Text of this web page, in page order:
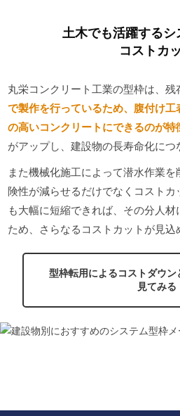
土木でも活躍する
コストカ
丸栄コンクリート工業の型枠は、
で製作を行っているため、腹付け
の高いコンクリートにできるのが特
がアップし、建設物の長寿命化につ
また機械化施工によって潜水作業
険性が減らせるだけでなくコスト
も大幅に短縮できれば、その分人
ため、さらなるコストカットが見込
型枠転用によるコストダウン
見てみる